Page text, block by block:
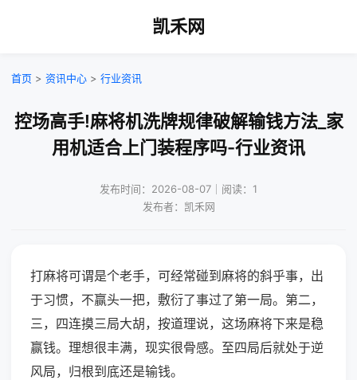
凯禾网
首页 > 资讯中心 > 行业资讯
控场高手!麻将机洗牌规律破解输钱方法_家
用机适合上门装程序吗-行业资讯
发布时间：2026-08-07｜阅读：1
发布者：凯禾网
打麻将可谓是个老手，可经常碰到麻将的斜乎事，出
于习惯，不赢头一把，敷衍了事过了第一局。第二，
三，四连摸三局大胡，按道理说，这场麻将下来是稳
赢钱。理想很丰满，现实很骨感。至四局后就处于逆
风局，归根到底还是输钱。